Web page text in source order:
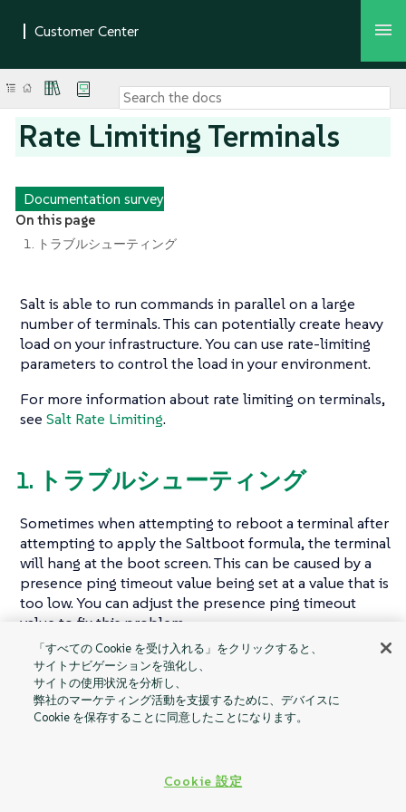
Rate Limiting Terminals
Documentation survey
On this page
1. トラブルシューティング
Salt is able to run commands in parallel on a large
number of terminals. This can potentially create heavy
load on your infrastructure. You can use rate-limiting
parameters to control the load in your environment.
For more information about rate limiting on terminals,
see Salt Rate Limiting.
1. トラブルシューティング
Sometimes when attempting to reboot a terminal after
attempting to apply the Saltboot formula, the terminal
will hang at the boot screen. This can be caused by a
presence ping timeout value being set at a value that is
too low. You can adjust the presence ping timeout
value to fix this problem.
For more information about rate limiting on terminals,
seeSalt Rate Limiting.
「すべての Cookie を受け入れる」をクリックすると、
サイトナビゲーションを強化し、
サイトの使用状況を分析し、
弊社のマーケティング活動を支援するために、デバイスに
Cookie を保存することに同意したことになります。
Cookie 設定